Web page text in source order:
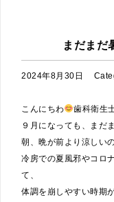
まだまだ
2024年8月30日
こんにちわ
歯科衛生
９月になっても、まだ
朝、晩が前より涼しい
冷房での夏風邪やコロ
て、
体調を崩しやすい時期